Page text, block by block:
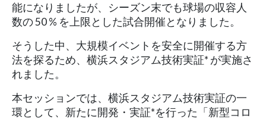
能になりましたが、シーズン末でも球場の収容人
数の 50 % を上限とした試合開催となりました。
そうした中、大規模イベントを安全に開催する方
法を探るため、横浜スタジアム技術実証* が実施さ
れました。
本セッションでは、横浜スタジアム技術実証の一
環として、新たに開発・実証*を行った「新型コロ